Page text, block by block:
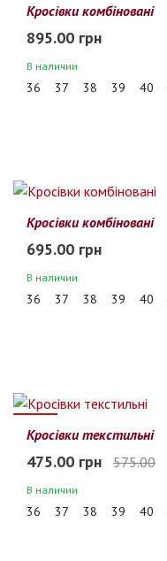
Кросівки комбіновані
895.00 грн
В наличии
36 37 38 39 40
Кросівки комбіновані
695.00 грн
В наличии
36 37 38 39 40
17%
Кросівки текстильні
475.00 грн 575.00
В наличии
36 37 38 39 40